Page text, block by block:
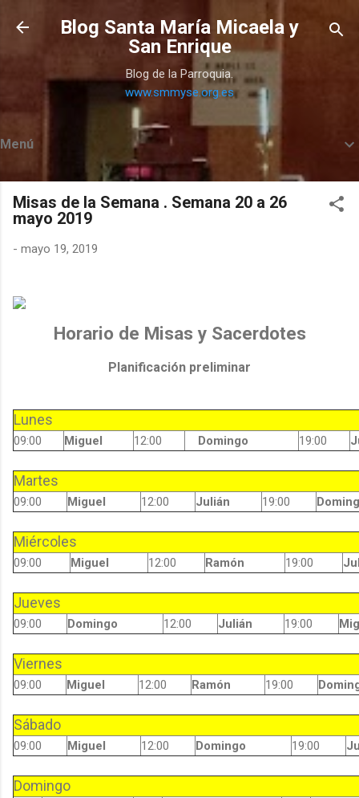
Ir al contenido principal
Blog Santa María Micaela y
San Enrique
Blog de la Parroquia.
www.smmyse.org.es
Menú
Misas de la Semana . Semana 20 a 26
mayo 2019
- mayo 19, 2019
Horario de Misas y Sacerdotes
Planificación preliminar
Lunes
09:00 Miguel 12:00 Domingo 19:00
Martes
09:00 Miguel 12:00 Julián 19:00
Miércoles
09:00 Miguel 12:00 Ramón 19:00
Jueves
09:00 Domingo 12:00 Julián 19:00
Viernes
09:00 Miguel 12:00 Ramón 19:00
Sábado
09:00 Miguel 12:00 Domingo 19:00
Domingo